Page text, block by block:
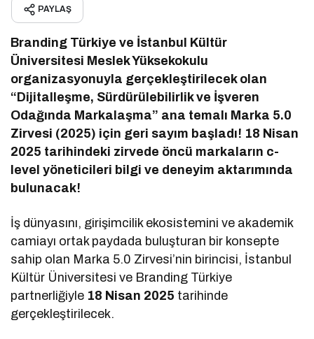
PAYLAŞ
Branding Türkiye ve İstanbul Kültür
Üniversitesi Meslek Yüksekokulu
organizasyonuyla gerçekleştirilecek olan
“Dijitalleşme, Sürdürülebilirlik ve İşveren
Odağında Markalaşma” ana temalı Marka 5.0
Zirvesi (2025) için geri sayım başladı! 18 Nisan
2025 tarihindeki zirvede öncü markaların c-
level yöneticileri bilgi ve deneyim aktarımında
bulunacak!
İş dünyasını, girişimcilik ekosistemini ve akademik
camiayı ortak paydada buluşturan bir konsepte
sahip olan Marka 5.0 Zirvesi’nin birincisi, İstanbul
Kültür Üniversitesi ve Branding Türkiye
partnerliğiyle 18 Nisan 2025 tarihinde
gerçekleştirilecek.